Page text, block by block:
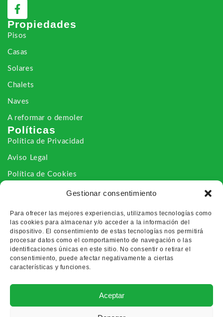
Gestionar consentimiento
Para ofrecer las mejores experiencias, utilizamos tecnologías como
las cookies para almacenar y/o acceder a la información del
dispositivo. El consentimiento de estas tecnologías nos permitirá
procesar datos como el comportamiento de navegación o las
identificaciones únicas en este sitio. No consentir o retirar el
consentimiento, puede afectar negativamente a ciertas
características y funciones.
Aceptar
Propiedades
Pisos
Casas
Solares
Chalets
Naves
A reformar o demoler
Políticas
Política de Privacidad
Aviso Legal
Política de Cookies
Declaración de Accesibilidad
Nosotros
Vías de Contacto
Sitio web creado por Voy Comunicación
reservados